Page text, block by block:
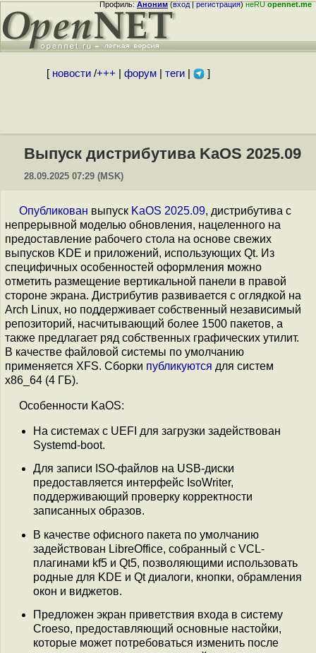
Профиль:Аноним(вход|регистрация)неRUopennet.me
[ новости/+++ форум| теги| ]
Выпуск дистрибутива KaOS 2025.09
28.09.2025 07:29 (MSK)
Опубликован выпуск KaOS 2025.09, дистрибутива с
непрерывной моделью обновления, нацеленного на
предоставление рабочего стола на основе свежих
выпусков KDE и приложений, использующих Qt. Из
специфичных особенностей оформления можно
отметить размещение вертикальной панели в правой
стороне экрана. Дистрибутив развивается с оглядкой на
Arch Linux, но поддерживает собственный независимый
репозиторий, насчитывающий более 1500 пакетов, а
также предлагает ряд собственных графических утилит.
В качестве файловой системы по умолчанию
применяется XFS. Сборки публикуются для систем
x86_64 (4 ГБ).
Особенности KaOS:
На системах с UEFI для загрузки задействован
Systemd-boot.
Для записи ISO-файлов на USB-диски
предоставляется интерфейс IsoWriter,
поддерживающий проверку корректности
записанных образов.
В качестве офисного пакета по умолчанию
задействован LibreOffice, собранный с VCL-
плагинами kf5 и Qt5, позволяющими использовать
родные для KDE и Qt диалоги, кнопки, обрамления
окон и виджетов.
Предложен экран приветствия входа в систему
Croeso, предоставляющий основные настойки,
которые может потребоваться изменить после